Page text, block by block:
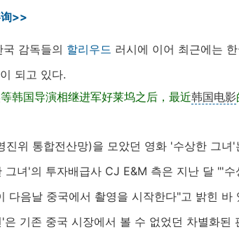
>>
감독들의 할리우드 러시에 이어 최근에는
되고 있다.
韩国导演相继进军好莱坞之后，最近韩国电影
위 통합전산망)을 모았던 영화 '수상한 그
그녀'의 투자배급사 CJ E&M 측은 지난 달 "'
다음날 중국에서 촬영을 시작한다"고 밝힌 바
기존 중국 시장에서 볼 수 없었던 차별화된